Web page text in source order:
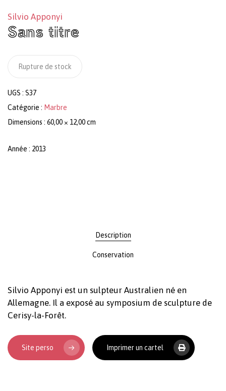
Silvio Apponyi
Sans titre
Rupture de stock
UGS : S37
Catégorie : Marbre
Dimensions : 60,00 × 12,00 cm
Année : 2013
Description
Conservation
Silvio Apponyi est un sulpteur Australien né en
Allemagne. Il a exposé au symposium de sculpture de
Cerisy-la-Forêt.
Site perso Imprimer un cartel